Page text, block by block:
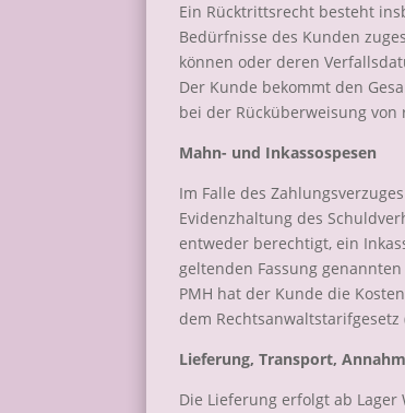
Ein Rücktrittsrecht besteht
Bedürfnisse des Kunden
können oder deren
Der Kunde bekommt den
bei der Rücküberweisung
Mahn- und Inkassospesen
Im Falle des
Evidenzhaltung des
entweder berechtigt, ein
geltenden Fassung
PMH hat der Kunde die
dem
Lieferung, Transport,
Die Lieferung erfolgt ab